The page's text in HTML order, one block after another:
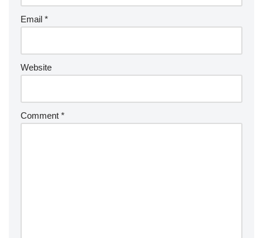
Email *
Website
Comment *